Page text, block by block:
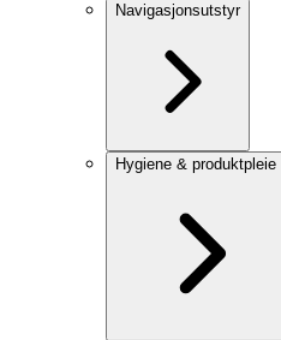
Navigasjonsutstyr
Hygiene & produktpleie